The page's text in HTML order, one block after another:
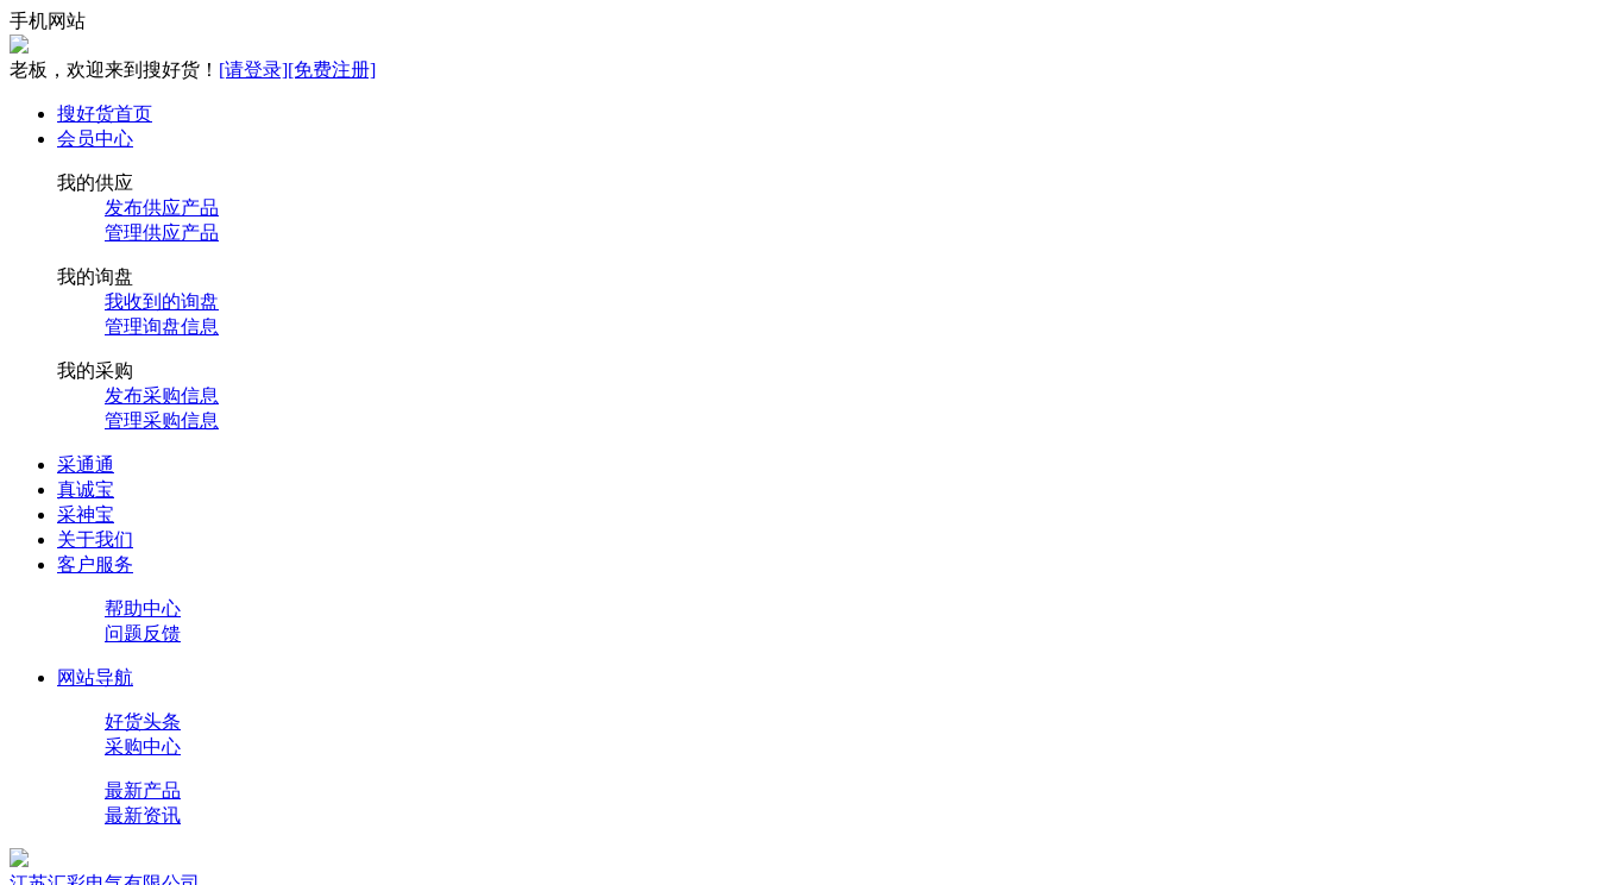
手机网站
老板，欢迎来到搜好货！ [请登录][免费注册]
搜好货首页
会员中心
我的供应
发布供应产品
管理供应产品
我的询盘
我收到的询盘
管理询盘信息
我的采购
发布采购信息
管理采购信息
采通通
真诚宝
采神宝
关于我们
客户服务
帮助中心
问题反馈
网站导航
好货头条
采购中心
最新产品
最新资讯